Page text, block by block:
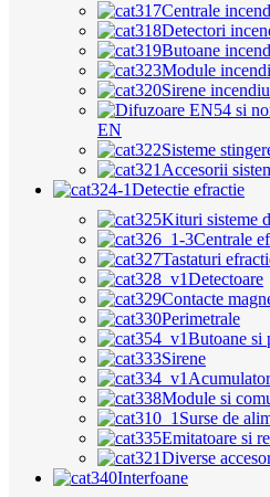
Centrale
Detectori
Butoane
Module
Sirene incendiu
EN
Sisteme
Accesorii
Detectie efractie
Kituri sisteme
Centrale
Tastaturi
Detectoare
Contacte
Perimetrale
Butoane si
Sirene
Module si
Surse de
Emitatoare si
Diverse
Interfoane